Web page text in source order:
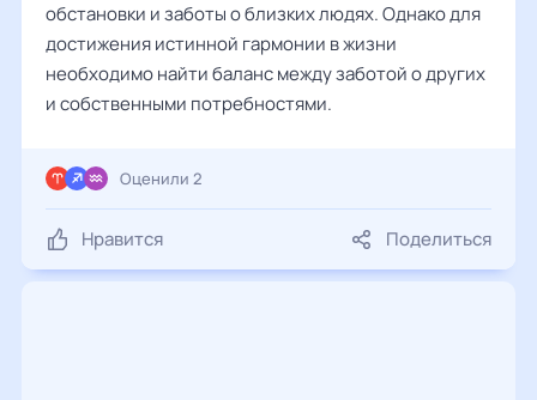
обстановки и заботы о близких людях. Однако для
достижения истинной гармонии в жизни
необходимо найти баланс между заботой о других
и собственными потребностями.
Нравится Поделиться
Оценили 2